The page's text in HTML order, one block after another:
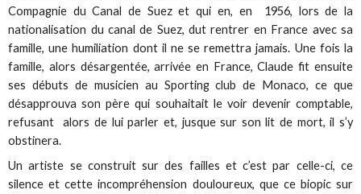
Compagnie du Canal de Suez et qui en, en 1956, lors de la
nationalisation du canal de Suez, dut rentrer en France avec sa
famille, une humiliation dont il ne se remettra jamais. Une fois la
famille, alors désargentée, arrivée en France, Claude fit ensuite
ses débuts de musicien au Sporting club de Monaco, ce que
désapprouva son père qui souhaitait le voir devenir comptable,
refusant alors de lui parler et, jusque sur son lit de mort, il s’y
obstinera.
Un artiste se construit sur des failles et c’est par celle-ci, ce
silence et cette incompréhension douloureux, que ce biopic sur